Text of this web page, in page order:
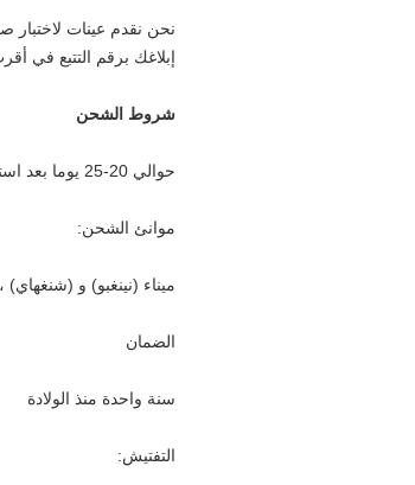
إبلاغك برقم التتبع في
شروط الشحن
حوالي 20-25 يوما بعد استلام الودائع.
موانئ الشحن:
ميناء (نينغبو) و
الضمان
سنة واحدة منذ الولادة
التفتيش: